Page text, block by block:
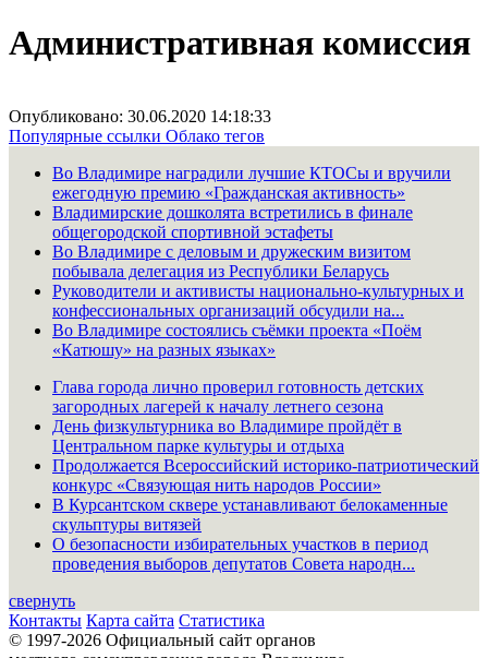
Административная комиссия
Опубликовано: 30.06.2020 14:18:33
Популярные ссылки Облако тегов
Во Владимире наградили лучшие КТОСы и вручили
ежегодную премию «Гражданская активность»
Владимирские дошколята встретились в финале
общегородской спортивной эстафеты
Во Владимире с деловым и дружеским визитом
побывала делегация из Республики Беларусь
Руководители и активисты национально-культурных и
конфессиональных организаций обсудили на...
Во Владимире состоялись съёмки проекта «Поём
«Катюшу» на разных языках»
Глава города лично проверил готовность детских
загородных лагерей к началу летнего сезона
День физкультурника во Владимире пройдёт в
Центральном парке культуры и отдыха
Продолжается Всероссийский историко-патриотический
конкурс «Связующая нить народов России»
В Курсантском сквере устанавливают белокаменные
скульптуры витязей
О безопасности избирательных участков в период
проведения выборов депутатов Совета народн...
свернуть
Контакты Карта сайта Статистика
© 1997-2026 Официальный сайт органов